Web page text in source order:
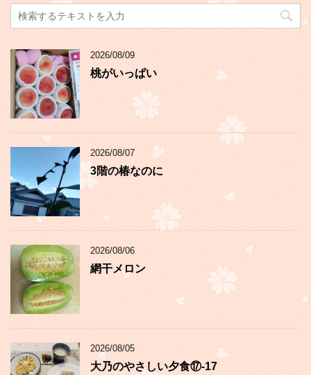
2026/08/09
桃がいっぱい
2026/08/07
3階の椿なのに
2026/08/06
網干メロン
2026/08/05
大乃のやさしい夕食⑰-17